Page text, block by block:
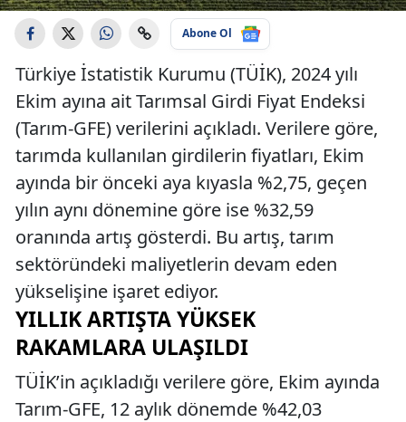
Abone Ol
Türkiye İstatistik Kurumu (TÜİK), 2024 yılı
Ekim ayına ait Tarımsal Girdi Fiyat Endeksi
(Tarım-GFE) verilerini açıkladı. Verilere göre,
tarımda kullanılan girdilerin fiyatları, Ekim
ayında bir önceki aya kıyasla %2,75, geçen
yılın aynı dönemine göre ise %32,59
oranında artış gösterdi. Bu artış, tarım
sektöründeki maliyetlerin devam eden
yükselişine işaret ediyor.
YILLIK ARTIŞTA YÜKSEK
RAKAMLARA ULAŞILDI
TÜİK’in açıkladığı verilere göre, Ekim ayında
Tarım-GFE, 12 aylık dönemde %42,03